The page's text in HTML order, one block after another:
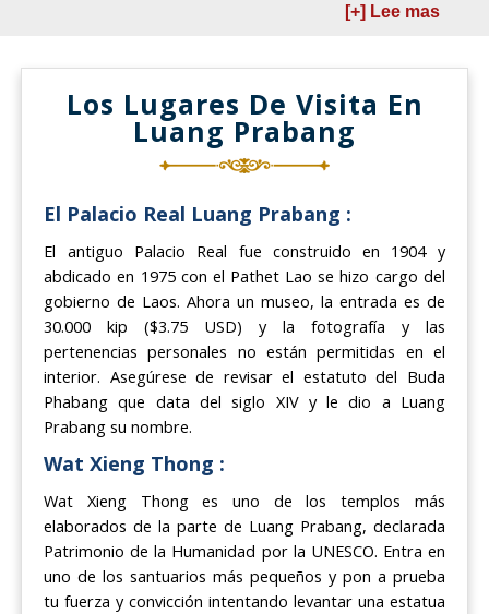
[+] Lee mas
Los Lugares De Visita En
Luang Prabang
El Palacio Real Luang Prabang :
El antiguo Palacio Real fue construido en 1904 y
abdicado en 1975 con el Pathet Lao se hizo cargo del
gobierno de Laos. Ahora un museo, la entrada es de
30.000 kip ($3.75 USD) y la fotografía y las
pertenencias personales no están permitidas en el
interior. Asegúrese de revisar el estatuto del Buda
Phabang que data del siglo XIV y le dio a Luang
Prabang su nombre.
Wat Xieng Thong :
Wat Xieng Thong es uno de los templos más
elaborados de la parte de Luang Prabang, declarada
Patrimonio de la Humanidad por la UNESCO. Entra en
uno de los santuarios más pequeños y pon a prueba
tu fuerza y convicción intentando levantar una estatua